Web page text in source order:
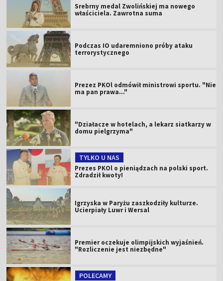
Srebrny medal Zwolińskiej ma nowego
właściciela. Zawrotna suma
Podczas IO udaremniono próby ataku
terrorystycznego
Prezez PKOl odmówił ministrowi sportu. "Nie
ma pan prawa..."
"Działacze w hotelach, a lekarz siatkarzy w
domu pielgrzyma"
TYLKO U NAS
Prezes PKOl o pieniądzach na polski sport.
Zdradził kwoty!
Igrzyska w Paryżu zaszkodziły kulturze.
Ucierpiały Luwr i Wersal
Premier oczekuje olimpijskich wyjaśnień.
"Rozliczenie jest niezbędne"
POLECAMY